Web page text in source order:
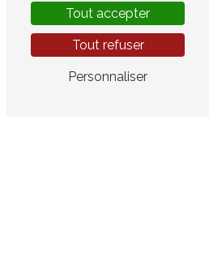
espace de stockage
Tout accepter
Tout refuser
Personnaliser